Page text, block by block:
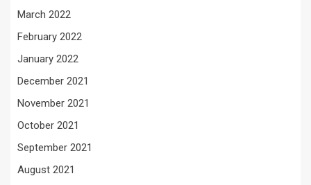
March 2022
February 2022
January 2022
December 2021
November 2021
October 2021
September 2021
August 2021